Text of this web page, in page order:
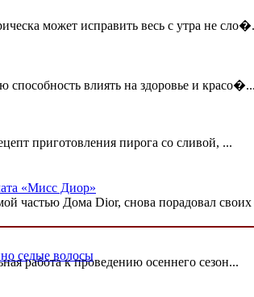
может исправить весь с утра не
влиять на здоровье и красо�...
приготовления пирога со сливой, ...
«Мисс Диор»
частью Дома Dior, снова порадовал своих
работа к проведению осеннего сезон...
седые волосы